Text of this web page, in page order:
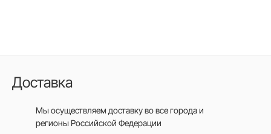
Доставка
Мы осуществляем доставку во все городаи
регионы Российской Федерации